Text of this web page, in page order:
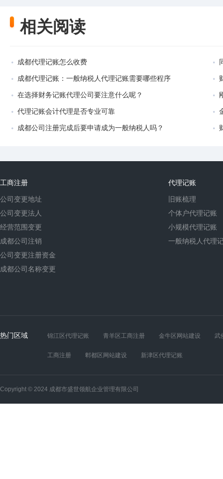
相关阅读
成都代理记账怎么收费
成都代理记账：一般纳税人代理记账需要哪些程序
在选择财务记账代理公司要注意什么呢？
代理记账会计代理是否专业可靠
成都公司注册完成后要申请成为一般纳税人吗？
工商注册
公司变更地址
公司变更法人
经营范围变更
成都公司注销
公司变更注册资金
成都公司名称变更
代理记账
旧账梳理
个体户代理记账
小规模代理记账
一般纳税人代理
热门区域 锦江区代理记账 青羊区工商注册 金牛区网站建设 武
工商注册 郫都区网站建设 新津区代理记账
Copyright © 2024 成都市盛世领航企业管理有限公司